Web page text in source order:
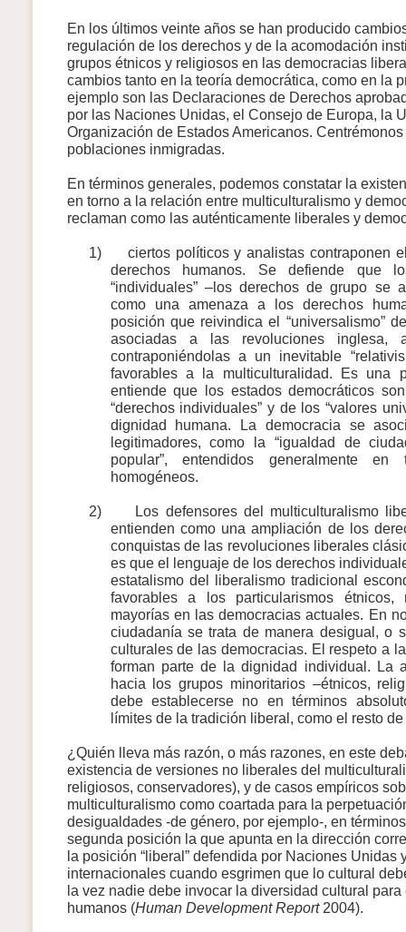
En los últimos veinte años se han producido
regulación de los derechos y de la acomodación
grupos étnicos y religiosos en las democracias
cambios tanto en la teoría democrática, como en la
ejemplo son las Declaraciones de Derechos
por las Naciones Unidas, el Consejo de Europa, la
Organización de Estados Americanos.
poblaciones inmigradas.
En términos generales, podemos constatar la
en torno a la relación entre multiculturalismo y
reclaman como las auténticamente liberales y
1)
ciertos políticos y analistas contraponen
derechos humanos. Se defiende que
“individuales” –los derechos de grupo se
como una amenaza a los derechos
posición que reivindica el “universalismo”
asociadas a las revoluciones inglesa,
contraponiéndolas a un inevitable
favorables a la multiculturalidad. Es una
entiende que los estados democráticos
“derechos individuales” y de los “valores
dignidad humana. La democracia se
legitimadores, como la “igualdad de
popular”, entendidos generalmente en
homogéneos.
2)
Los defensores del multiculturalismo
entienden como una ampliación de los
conquistas de las revoluciones liberales
es que el lenguaje de los derechos
estatalismo del liberalismo tradicional
favorables a los particularismos
mayorías en las democracias actuales. En
ciudadanía se trata de manera desigual, o
culturales de las democracias. El respeto a
forman parte de la dignidad individual. La
hacia los grupos minoritarios –étnicos,
debe establecerse no en términos
límites de la tradición liberal, como el resto
¿Quién lleva más razón, o más razones, en este
existencia de versiones no liberales del
religiosos, conservadores), y de casos empíricos
multiculturalismo como coartada para la
desigualdades -de género, por ejemplo-, en
segunda posición la que apunta en la dirección
la posición “liberal” defendida por Naciones Unidas
internacionales cuando esgrimen que lo cultural
la vez nadie debe invocar la diversidad cultural
humanos (Human Development Report2004).